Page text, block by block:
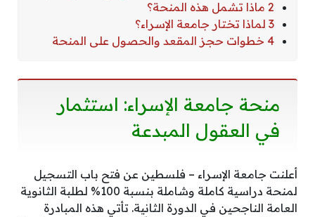
2 ماذا تشمل هذه المنحة؟
3 لماذا تختار جامعة الإسراء؟
4 خطوات حجز المقعد والحصول على المنحة
منحة جامعة الإسراء: استثمار
في العقول المبدعة
أعلنت جامعة الإسراء – فلسطين عن فتح باب التسجيل
لمنحة دراسية كاملة وشاملة بنسبة 100% لطلبة الثانوية
العامة الناجحين في الدورة الثانية. تأتي هذه المبادرة